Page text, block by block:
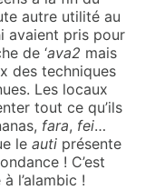
autre utilité au
avaient pris pour
de ‘ava2 mais
des techniques
Les locaux
tout ce qu’ils
fara, fei…
le auti présente
! C’est
l’alambic !